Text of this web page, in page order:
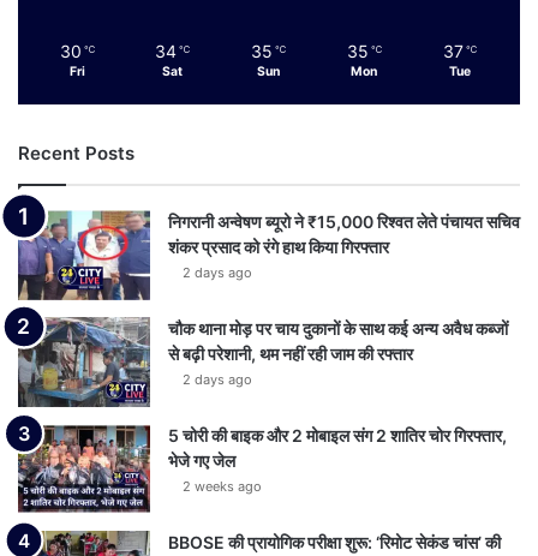
30 ℃
Fri
34 ℃
Sat
35 ℃
Sun
35 ℃
Mon
37 ℃
Tue
Recent Posts
निगरानी अन्वेषण ब्यूरो ने ₹15,000 रिश्वत लेते पंचायत सचिव
शंकर प्रसाद को रंगे हाथ किया गिरफ्तार
2 days ago
चौक थाना मोड़ पर चाय दुकानों के साथ कई अन्य अवैध कब्जों
से बढ़ी परेशानी, थम नहीं रही जाम की रफ्तार
2 days ago
5 चोरी की बाइक और 2 मोबाइल संग 2 शातिर चोर गिरफ्तार,
भेजे गए जेल
2 weeks ago
BBOSE की प्रायोगिक परीक्षा शुरू: ‘रिमोट सेकंड चांस’ की